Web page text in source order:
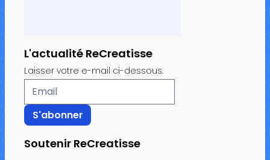
L'actualité ReCreatisse
Laisser votre e-mail ci-dessous.
Soutenir ReCreatisse